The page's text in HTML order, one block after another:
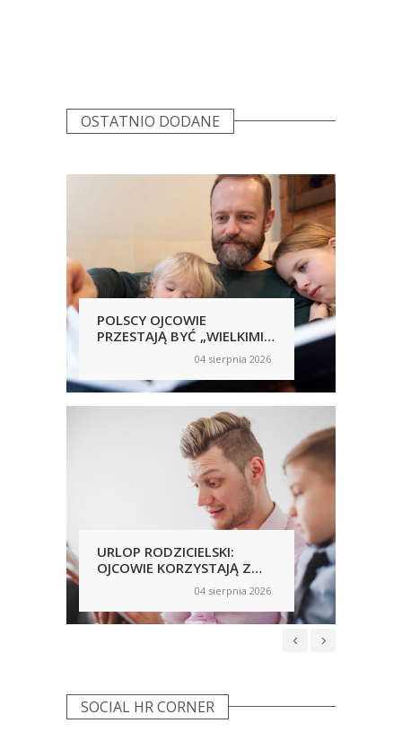
OSTATNIO DODANE
POLSCY OJCOWIE
PRZESTAJĄ BYĆ „WIELKIMI
04 sierpnia 2026
URLOP RODZICIELSKI:
OJCOWIE KORZYSTAJĄ Z
NICH CHĘTNIEJ, ALE
NIERÓWNOŚCI NADAL SĄ
WIDOCZNE
04 sierpnia 2026
SOCIAL HR CORNER